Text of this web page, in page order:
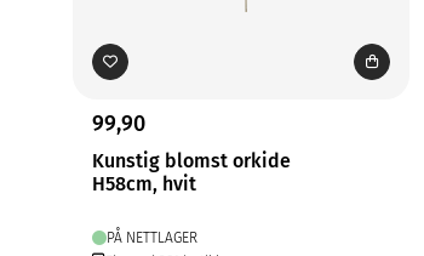
99,90
Kunstig blomst orkide
H58cm, hvit
PÅ NETTLAGER